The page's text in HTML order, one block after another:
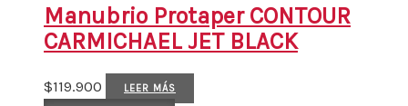
Manubrio Protaper CONTOUR
CARMICHAEL JET BLACK
$119.900 LEER MÁS